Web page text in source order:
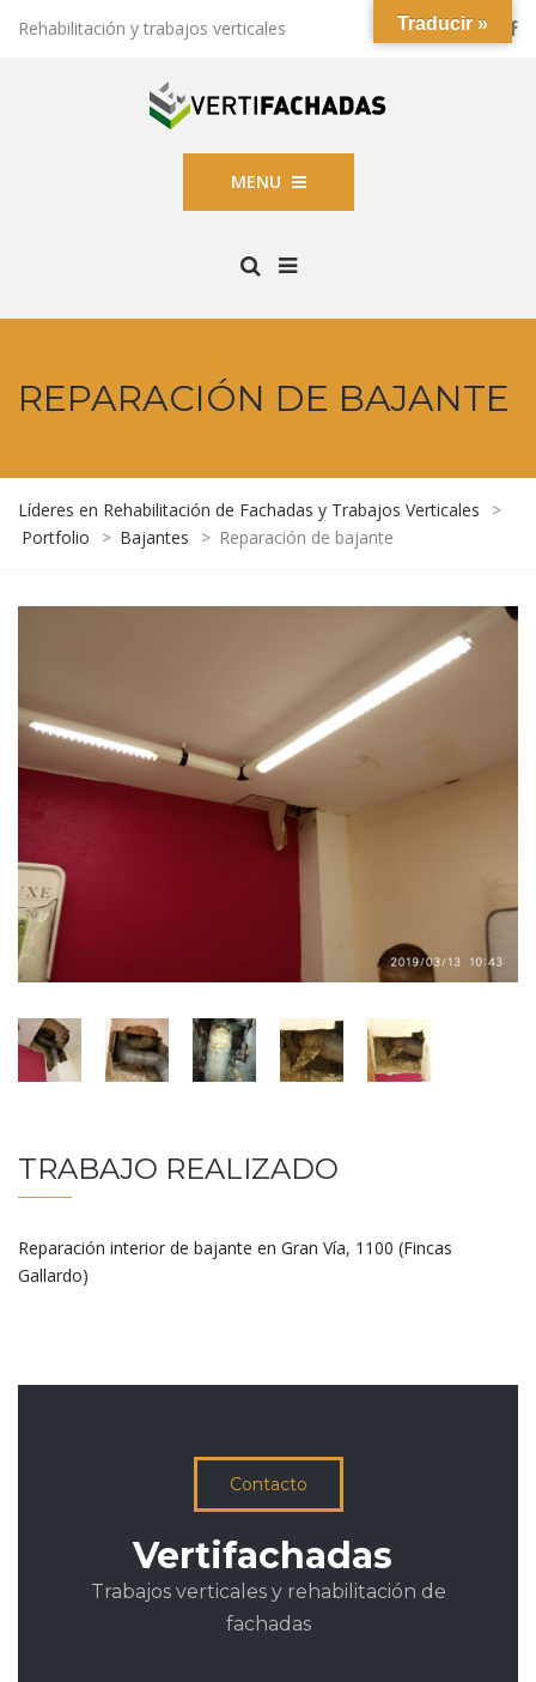
Rehabilitación y trabajos verticales
MENU
REPARACIÓN DE BAJANTE
Líderes en Rehabilitación de Fachadas y Trabajos Verticales
>
Portfolio
> Bajantes > Reparación de bajante
TRABAJO REALIZADO
Reparación interior de bajante en Gran Vía, 1100 (Fincas
Gallardo)
Contacto
Vertifachadas
Trabajos verticales y rehabilitación de
fachadas
Traducir »